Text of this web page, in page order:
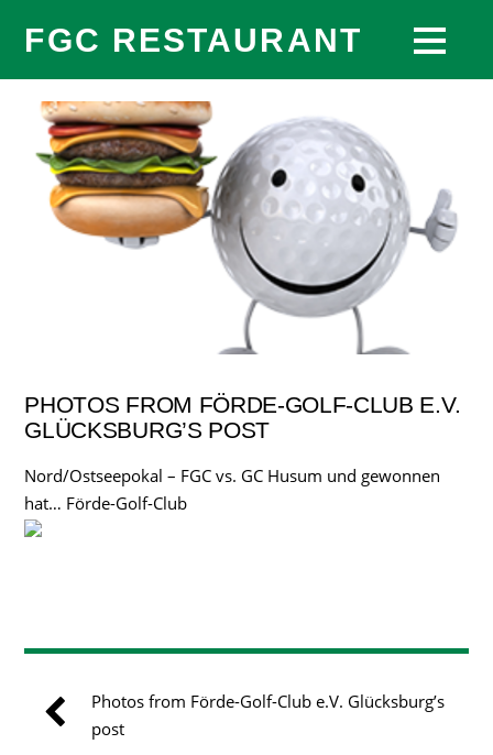
FGC RESTAURANT
PHOTOS FROM FÖRDE-GOLF-CLUB E.V.
GLÜCKSBURG’S POST
Nord/Ostseepokal – FGC vs. GC Husum und gewonnen
hat… Förde-Golf-Club
Photos from Förde-Golf-Club e.V. Glücksburg’s
post